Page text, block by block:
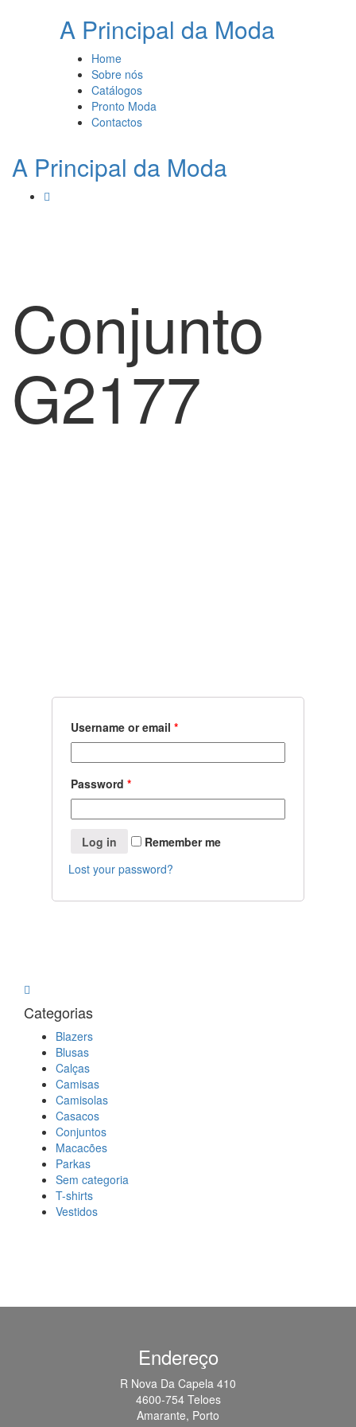
A Principal da Moda
Home
Sobre nós
Catálogos
Pronto Moda
Contactos
A Principal da Moda
Conjunto
G2177
Username or email *
Password *
Log in
Remember me
Lost your password?
Categorias
Blazers
Blusas
Calças
Camisas
Camisolas
Casacos
Conjuntos
Macacões
Parkas
Sem categoria
T-shirts
Vestidos
Endereço
R Nova Da Capela 410
4600-754 Teloes
Amarante, Porto